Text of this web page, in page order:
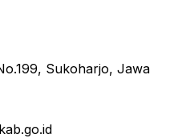
Sukoharjo, Jawa